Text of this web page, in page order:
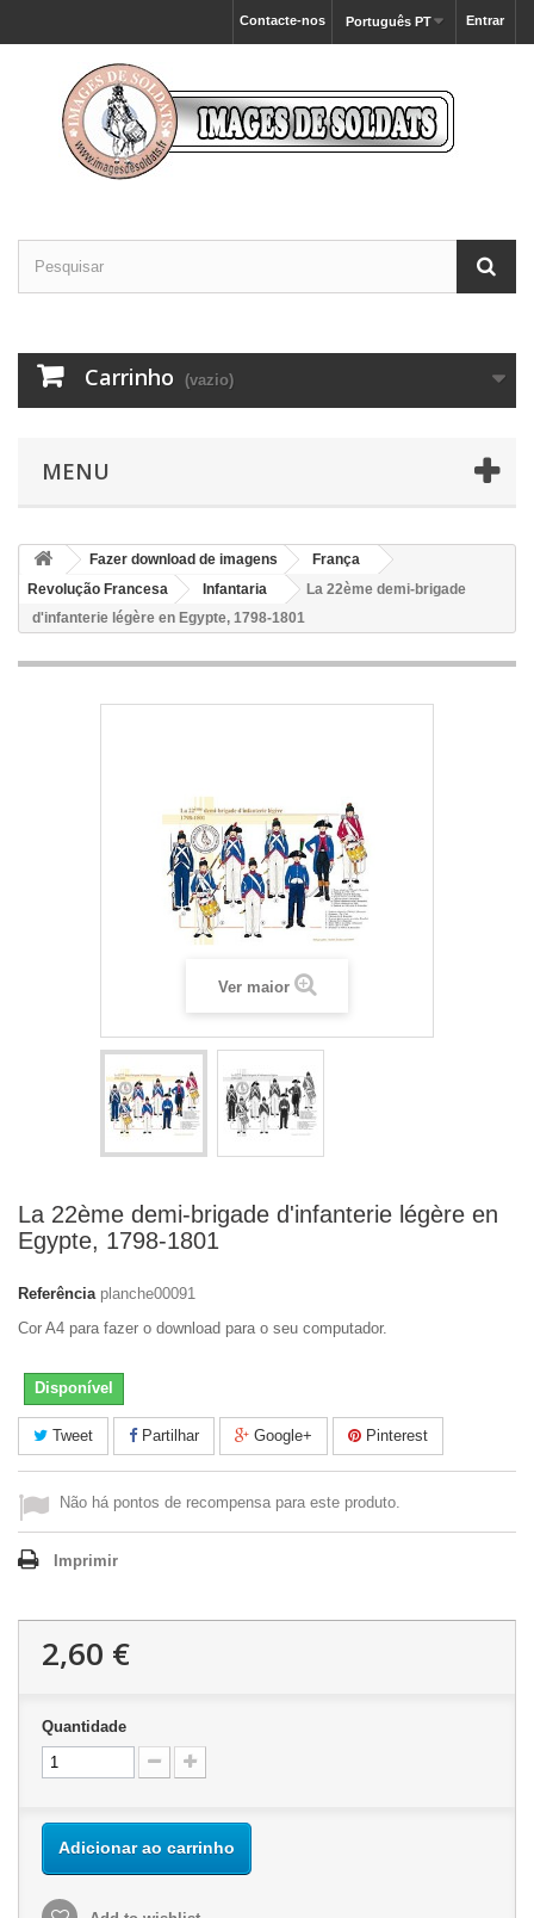
Entrar
Português PT
Contacte-nos
Carrinho (vazio)
MENU
Fazer download de imagens
França
Revolução Francesa
Infantaria
La 22ème demi-brigade
d'infanterie légère en Egypte, 1798-1801
Ver maior
La 22ème demi-brigade d'infanterie légère en
Egypte, 1798-1801
Referência planche00091
Cor A4 para fazer o download para o seu computador.
Disponível
Tweet Partilhar Google+ Pinterest
Não há pontos de recompensa para este produto.
Imprimir
2,60 €
Quantidade
Adicionar ao carrinho